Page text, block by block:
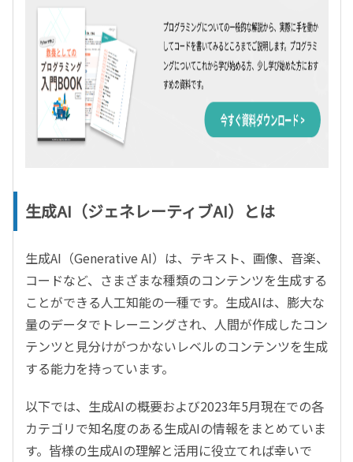
生成AI（ジェネレーティブAI）とは
生成AI （Generative AI）は、テキスト、画像、音楽、
コードなど、さまざまな種類のコンテンツを生成する
ことができる人工知能の一種です。生成AIは、膨大な
量のデータでトレーニングされ、人間が作成したコン
テンツと見分けがつかないレベルのコンテンツを生成
する能力を持っています。
以下では、生成AIの概要および2023年5月現在での各
カテゴリで知名度のある生成AIの情報をまとめていま
す。皆様の生成AIの理解と活用に役立てれば幸いで